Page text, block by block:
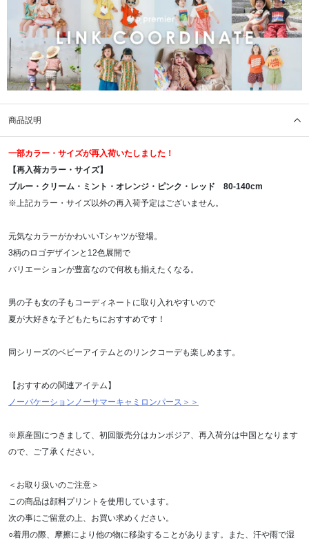
商品説明
一部カラー・サイズが再入荷いたしました！
【再入荷カラー・サイズ】
ブルー・クリーム・ミント・オレンジ・ピンク・レッド 80-140cm
※上記カラー・サイズ以外の再入荷予定はございません。
元気なカラーがかわいいTシャツが登場。
3柄のロゴデザインと12色展開で
バリエーションが豊富なので何枚も揃えたくなる。
男の子も女の子もコーディネートに取り入れやすいので
夏が大好きな子どもたちにおすすめです！
同シリーズのベビーアイテムとのリンクコーデも楽しめます。
【おすすめの関連アイテム】
ノーバケーションノーサマーキャミロンパース＞＞
※原産国につきまして、初回販売分はカンボジア、再入荷分は中国となります
ので、ご了承ください。
＜お取り扱いのご注意＞
この商品は顔料プリントを使用しています。
次の事にご留意の上、お買い求めください。
○着用の際、摩擦により他の物に移染することがあります。また、汗や雨で湿